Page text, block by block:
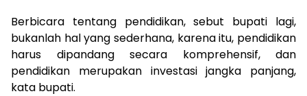
Berbicara tentang pendidikan, sebut bupati lagi,
bukanlah hal yang sederhana, karena itu, pendidikan
harus dipandang secara komprehensif, dan
pendidikan merupakan investasi jangka panjang,
kata bupati.